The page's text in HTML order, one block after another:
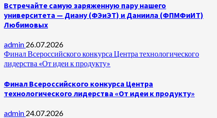
Встречайте самую заряженную пару нашего
университета — Диану (ФЭиЭТ) и Даниила (ФПМФиИТ)
Любимовых
admin 26.07.2026
Финал Всероссийского конкурса Центра технологического
лидерства «От идеи к продукту»
Финал Всероссийского конкурса Центра
технологического лидерства «От идеи к продукту»
admin 24.07.2026